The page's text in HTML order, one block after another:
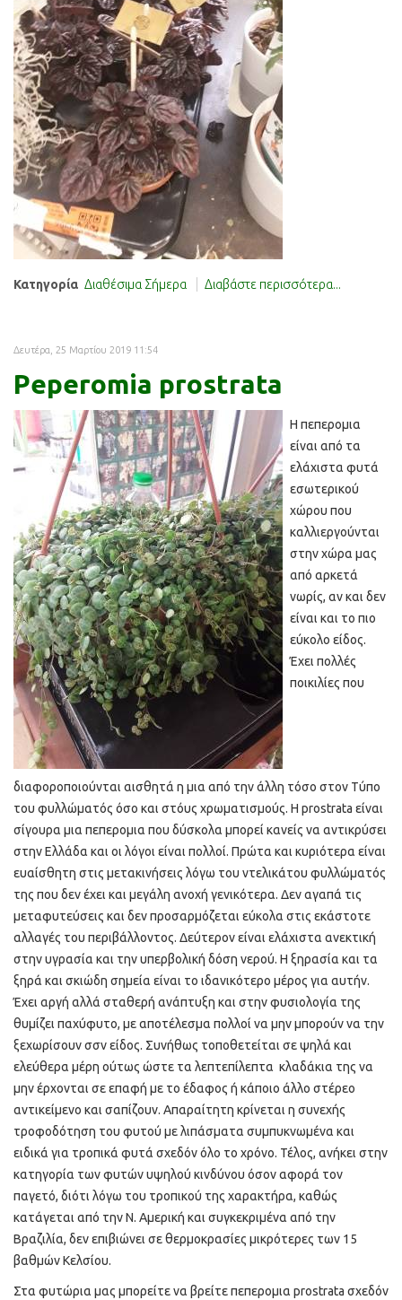
Κατηγορία Διαθέσιμα Σήμερα Διαβάστε περισσότερα...
Δευτέρα, 25 Μαρτίου 2019 11:54
Peperomia prostrata
Η πεπερομια
είναι από τα
ελάχιστα φυτά
εσωτερικού
χώρου που
καλλιεργούνται
στην χώρα μας
από αρκετά
νωρίς, αν και δεν
είναι και το πιο
εύκολο είδος.
Έχει πολλές
ποικιλίες που
διαφοροποιούνται αισθητά η μια από την άλλη τόσο στον Τύπο
του φυλλώματός όσο και στόυς χρωματισμούς. Η prostrata είναι
σίγουρα μια πεπερομια που δύσκολα μπορεί κανείς να αντικρύσει
στην Ελλάδα και οι λόγοι είναι πολλοί. Πρώτα και κυριότερα είναι
ευαίσθητη στις μετακινήσεις λόγω του ντελικάτου φυλλώματός
της που δεν έχει και μεγάλη ανοχή γενικότερα. Δεν αγαπά τις
μεταφυτεύσεις και δεν προσαρμόζεται εύκολα στις εκάστοτε
αλλαγές του περιβάλλοντος. Δεύτερον είναι ελάχιστα ανεκτική
στην υγρασία και την υπερβολική δόση νερού. Η ξηρασία και τα
ξηρά και σκιώδη σημεία είναι το ιδανικότερο μέρος για αυτήν.
Έχει αργή αλλά σταθερή ανάπτυξη και στην φυσιολογία της
θυμίζει παχύφυτο, με αποτέλεσμα πολλοί να μην μπορούν να την
ξεχωρίσουν σσν είδος. Συνήθως τοποθετείται σε ψηλά και
ελεύθερα μέρη ούτως ώστε τα λεπτεπίλεπτα κλαδάκια της να
μην έρχονται σε επαφή με το έδαφος ή κάποιο άλλο στέρεο
αντικείμενο και σαπίζουν. Απαραίτητη κρίνεται η συνεχής
τροφοδότηση του φυτού με λιπάσματα συμπυκνωμένα και
ειδικά για τροπικά φυτά σχεδόν όλο το χρόνο. Τέλος, ανήκει στην
κατηγορία των φυτών υψηλού κινδύνου όσον αφορά τον
παγετό, διότι λόγω του τροπικού της χαρακτήρα, καθώς
κατάγεται από την Ν. Αμερική και συγκεκριμένα από την
Βραζιλία, δεν επιβιώνει σε θερμοκρασίες μικρότερες των 15
βαθμών Κελσίου.
Στα φυτώρια μας μπορείτε να βρείτε πεπερομια prostrata σχεδόν